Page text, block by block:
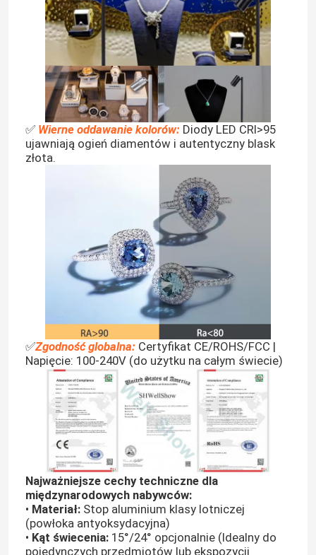
Produkty
Filmy
✅ Wierne oddawanie kolorów: Diody LED CRI>95
ujawniają ogień diamentów i autentyczny blask
złota.
✅Zgodność globalna: Certyfikat CE/ROHS/FCC |
Napięcie: 100-240V (do użytku na całym świecie)
Najważniejsze cechy techniczne dla
międzynarodowych nabywców:
• Materiał:Stop aluminium klasy lotniczej
(powłoka antyoksydacyjna)
• Kąt świecenia:15°/24° opcjonalnie (Idealny do
pojedynczych przedmiotów lub ekspozycji